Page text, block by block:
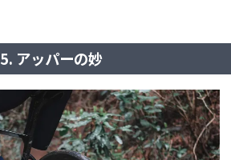
5. アッパーの妙